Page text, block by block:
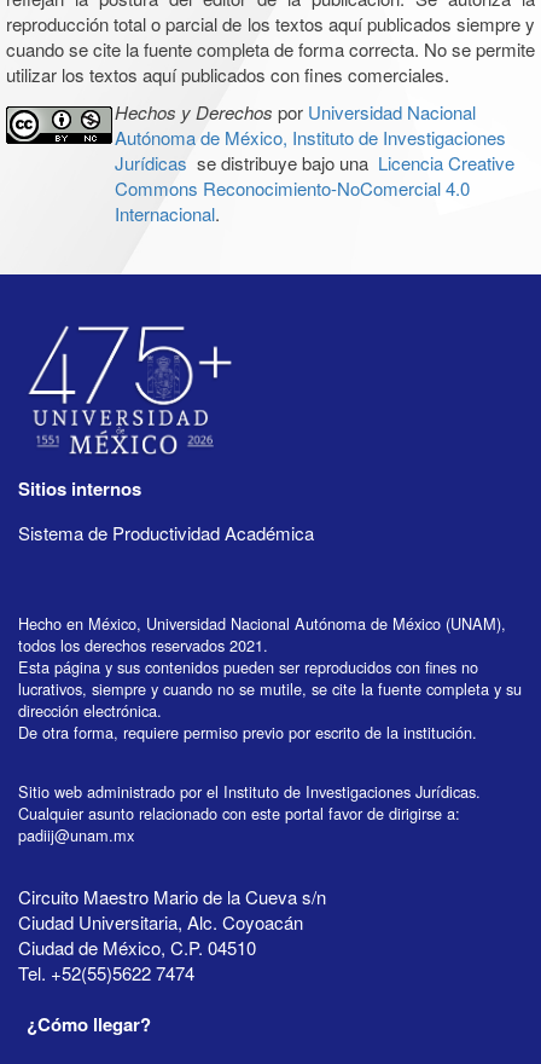
reproducción total o parcial de los textos aquí publicados siempre y
cuando se cite la fuente completa de forma correcta. No se permite
utilizar los textos aquí publicados con fines comerciales.
Hechos y Derechos por Universidad Nacional
Autónoma de México, Instituto de Investigaciones
Jurídicas se distribuye bajo una Licencia Creative
Commons Reconocimiento-NoComercial 4.0
Internacional.
Sitios internos
Sistema de Productividad Académica
Hecho en México, Universidad Nacional Autónoma de México (UNAM),
todos los derechos reservados 2021.
Esta página y sus contenidos pueden ser reproducidos con fines no
lucrativos, siempre y cuando no se mutile, se cite la fuente completa y su
dirección electrónica.
De otra forma, requiere permiso previo por escrito de la institución.
Sitio web administrado por el Instituto de Investigaciones Jurídicas.
Cualquier asunto relacionado con este portal favor de dirigirse a:
padiij@unam.mx
Circuito Maestro Mario de la Cueva s/n
Ciudad Universitaria, Alc. Coyoacán
Ciudad de México, C.P. 04510
Tel. +52(55)5622 7474
¿Cómo llegar?